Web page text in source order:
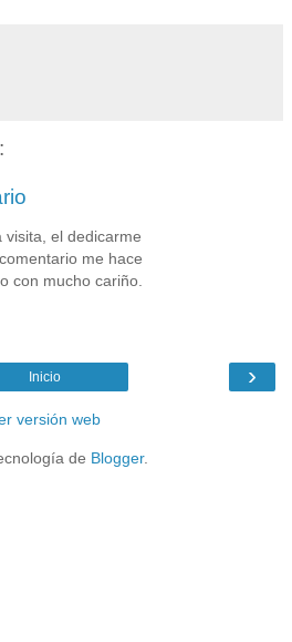
visita, el dedicarme
me hace
con mucho cariño.
›
Inicio
versión web
de Blogger.